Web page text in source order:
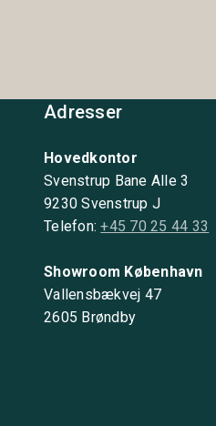
Adresser
Hovedkontor
Svenstrup Bane Alle 3
9230 Svenstrup J
Telefon:+45 70 25 44 33
Showroom København
Vallensbækvej 47
2605 Brøndby